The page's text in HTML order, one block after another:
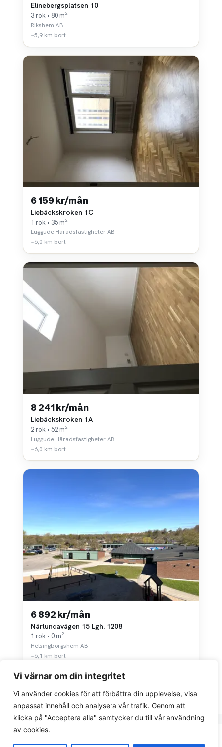
Vi värnar om din integritet
Vi använder cookies för att förbättra din upplevelse, visa
anpassat innehåll och analysera vår trafik. Genom att
klicka på "Acceptera alla" samtycker du till vår användning
av cookies.
Elinebergsplatsen 10
3 rok • 80 m²
Rikshem AB
~5,9 km bort
6 159 kr/mån
Liebäckskroken 1C
1 rok • 35 m²
Luggude Häradsfastigheter AB
~6,0 km bort
8 241 kr/mån
Liebäckskroken 1A
2 rok • 52 m²
Luggude Häradsfastigheter AB
~6,0 km bort
6 892 kr/mån
Närlundavägen 15 Lgh. 1208
1 rok • 0 m²
Helsingborgshem AB
~6,1 km bort
Integritetspolicy